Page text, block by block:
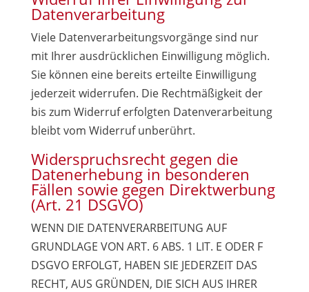
Datenverarbeitung
Viele Datenverarbeitungsvorgänge sind nur
mit Ihrer ausdrücklichen Einwilligung möglich.
Sie können eine bereits erteilte Einwilligung
jederzeit widerrufen. Die Rechtmäßigkeit der
bis zum Widerruf erfolgten Datenverarbeitung
bleibt vom Widerruf unberührt.
Widerspruchsrecht gegen die
Datenerhebung in besonderen
Fällen sowie gegen Direktwerbung
(Art. 21 DSGVO)
WENN DIE DATENVERARBEITUNG AUF
GRUNDLAGE VON ART. 6 ABS. 1 LIT. E ODER F
DSGVO ERFOLGT, HABEN SIE JEDERZEIT DAS
RECHT, AUS GRÜNDEN, DIE SICH AUS IHRER